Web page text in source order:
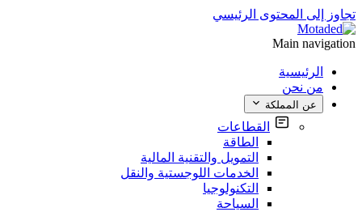
تجاوز إلى المحتوى الرئيسي
Main navigation
الرئيسية
من نحن
عن المملكة
القطاعات
الطاقة
التمويل والتقنية المالية
الخدمات اللوجستية والنقل
التكنولوجيا
السياحة